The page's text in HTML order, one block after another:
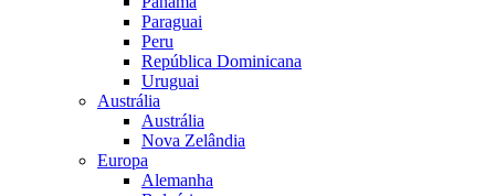
Paraguai
Peru
República Dominicana
Uruguai
Austrália
Austrália
Nova Zelândia
Europa
Alemanha